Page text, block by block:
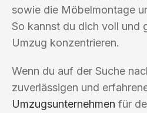
sowie die Möbelmontage
So kannst du dich voll und
Umzug konzentrieren.
Wenn du auf der Suche
zuverlässigen und
Umzugsunternehmen für